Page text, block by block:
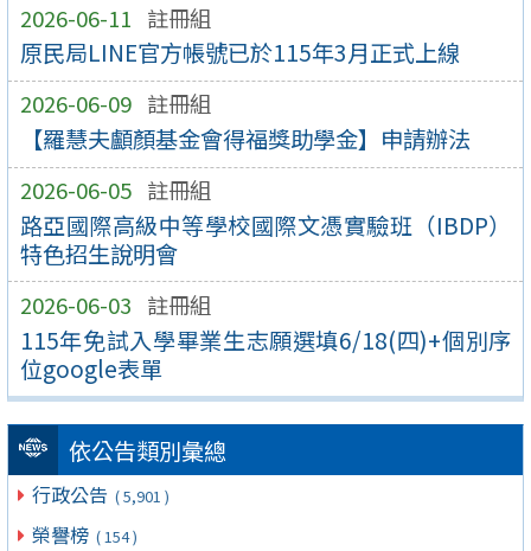
2026-06-11 註冊組
原民局LINE官方帳號已於115年3月正式上線
2026-06-09 註冊組
【羅慧夫顱顏基金會得福獎助學金】申請辦法
2026-06-05 註冊組
路亞國際高級中等學校國際文憑實驗班（IBDP）
特色招生說明會
2026-06-03 註冊組
115年免試入學畢業生志願選填6/18(四)+個別序
位google表單
依公告類別彙總
行政公告 ( 5,901 )
榮譽榜 ( 154 )